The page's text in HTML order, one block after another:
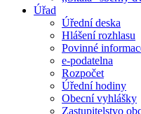
Úřad
Úřední deska
Hlášení rozhlasu
Povinné
e-podatelna
Rozpočet
Úřední hodiny
Obecní vyhlášky
Zastupitelstvo